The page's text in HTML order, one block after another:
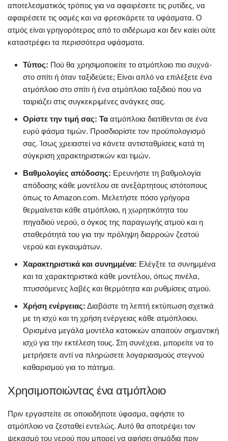
αποτελεσματικός τρόπος για να αφαιρέσετε τις ρυτίδες, να
αφαιρέσετε τις οσμές και να φρεσκάρετε τα υφάσματα. Ο
ατμός είναι γρηγορότερος από το σιδέρωμα και δεν καίει ούτε
καταστρέφει τα περισσότερα υφάσματα.
Τύπος: Πού θα χρησιμοποιείτε το ατμόπλοιο πιο συχνά-
στο σπίτι ή όταν ταξιδεύετε; Είναι απλό να επιλέξετε ένα
ατμόπλοιο στο σπίτι ή ένα ατμόπλοιο ταξιδιού που να
ταιριάζει στις συγκεκριμένες ανάγκες σας.
Ορίστε την τιμή σας: Τα ατμόπλοια διατίθενται σε ένα
ευρύ φάσμα τιμών. Προσδιορίστε τον προϋπολογισμό
σας. Ίσως χρειαστεί να κάνετε αντισταθμίσεις κατά τη
σύγκριση χαρακτηριστικών και τιμών.
Βαθμολογίες απόδοσης: Ερευνήστε τη βαθμολογία
απόδοσης κάθε μοντέλου σε ανεξάρτητους ιστότοπους
όπως το Amazon.com. Μελετήστε πόσο γρήγορα
θερμαίνεται κάθε ατμόπλοιο, η χωρητικότητα του
πηγαδιού νερού, ο όγκος της παραγωγής ατμού και η
σταθερότητά του για την πρόληψη διαρροών ζεστού
νερού και εγκαυμάτων.
Χαρακτηριστικά και συνημμένα: Ελέγξτε τα συνημμένα
και τα χαρακτηριστικά κάθε μοντέλου, όπως πινέλα,
πτυσσόμενες λαβές και θερμότητα και ρυθμίσεις ατμού.
Χρήση ενέργειας: Διαβάστε τη λεπτή εκτύπωση σχετικά
με τη ισχύ και τη χρήση ενέργειας κάθε ατμόπλοιου.
Ορισμένα μεγάλα μοντέλα κατοικιών απαιτούν σημαντική
ισχύ για την εκτέλεση τους. Στη συνέχεια, μπορείτε να το
μετρήσετε αντί να πληρώσετε λογαριασμούς στεγνού
καθαρισμού για το πάτημα.
Χρησιμοποιώντας ένα ατμόπλοιο
Πριν εργαστείτε σε οποιοδήποτε ύφασμα, αφήστε το
ατμόπλοιο να ζεσταθεί εντελώς. Αυτό θα αποτρέψει τον
ψεκασμό του νερού που μπορεί να αφήσει σημάδια πριν